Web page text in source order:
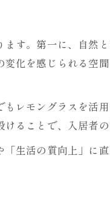
法士が活躍する理由解
レモングラスの安心
るリハビリ支援の魅力
ラスと理学療法士の
す。第一に、自然
化を感じられる空
レモングラスを活
ることで、入居者
生活の質向上」に